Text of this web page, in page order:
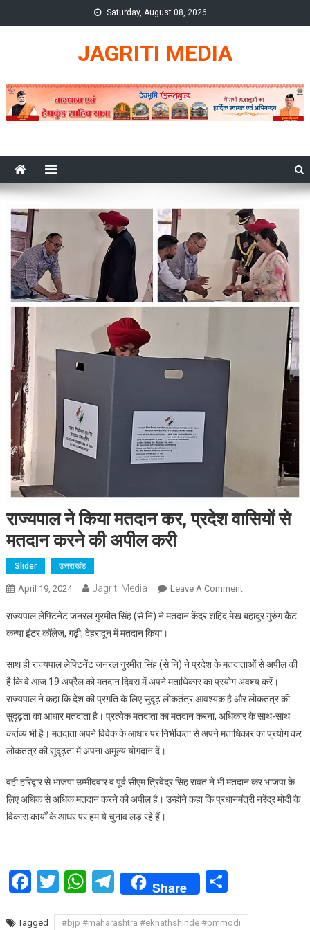
to
Saturday, August 08, 2026
JAGRITI MEDIA
राज्यपाल ने किया मतदान कर, प्रदेश वासियों से
मतदान करने की अपील करी
Slider उत्तराखंड
April 19, 2024 Jagriti Media Leave A CommentOn
ने
कर,
प्रदेश
वासियों
से
मतदान
अपील
करी
राज्यपाल लेफ्टिनेंट जनरल गुरमीत सिंह (से नि) ने मतदान केंद्र शहिद मेख बहादुर गुरुंग कैंट
कन्या इंटर कॉलेज, गढ़ी, देहरादून में मतदान किया।
साथ ही राज्यपाल लेफ्टिनेंट जनरल गुरमीत सिंह (से नि) ने प्रदेश के मतदाताओं से अपील की
है कि वे आज 19 अप्रैल को मतदान दिवस में अपने मताधिकार का प्रयोग अवश्य करें।
राज्यपाल ने कहा कि देश की प्रगति के लिए सुदृढ़ लोकतंत्र आवश्यक है और लोकतंत्र की
सुदृढ़ता का आधार मतदाता है। प्रत्येक मतदाता का मतदान करना, अधिकार के साथ-साथ
कर्तव्य भी है। मतदाता अपने विवेक के आधार पर निर्भीकता से अपने मताधिकार का प्रयोग कर
लोकतंत्र की सुदृढ़ता में अपना अमूल्य योगदान दें।
वही हरिद्वार से भाजपा उम्मीदवार व पूर्व सीएम त्रिवेंद्र सिंह रावत ने भी मतदान कर भाजपा के
लिए अधिक से अधिक मतदान करने की अपील है। उन्होंने कहा कि प्रधानमंत्री नरेंद्र मोदी के
विकास कार्यों के आधर पर हम ये चुनाव लड़ रहे हैं।
Facebook
Twitter
WhatsApp
Telegram
Share Share
Tagged
#bjp #maharashtra #eknathshinde #pmmodi